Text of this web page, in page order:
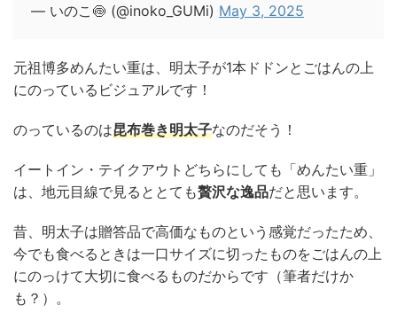
— いのこ🍥 (@inoko_GUMi) May 3, 2025
元祖博多めんたい重は、明太子が1本ドドンとごはんの上
にのっているビジュアルです！
のっているのは昆布巻き明太子なのだそう！
イートイン・テイクアウトどちらにしても「めんたい重」
は、地元目線で見るととても贅沢な逸品だと思います。
昔、明太子は贈答品で高価なものという感覚だったため、
今でも食べるときは一口サイズに切ったものをごはんの上
にのっけて大切に食べるものだからです（筆者だけか
も？）。